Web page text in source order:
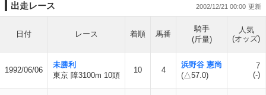
出走レース 2002/12/21 00:00
日付 レース 着順 馬番
騎手
(斤量)
人気
(オッズ)
1992/06/06
未勝利
東京 障3100m 10頭
10 4
浜野谷 憲尚
(△57.0)
7
(-)